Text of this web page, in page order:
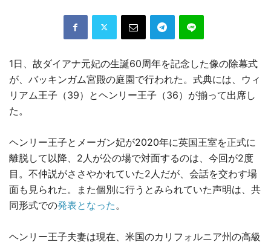
1日、故ダイアナ元妃の生誕60周年を記念した像の除幕式
が、バッキンガム宮殿の庭園で行われた。式典には、ウィ
リアム王子（39）とヘンリー王子（36）が揃って出席し
た。
ヘンリー王子とメーガン妃が2020年に英国王室を正式に
離脱して以降、2人が公の場で対面するのは、今回が2度
目。不仲説がささやかれていた2人だが、会話を交わす場
面も見られた。また個別に行うとみられていた声明は、共
同形式での発表となった 。
ヘンリー王子夫妻は現在、米国のカリフォルニア州の高級